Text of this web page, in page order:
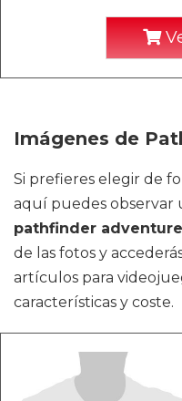
Imágenes de
Si prefieres elegir de
aquí puedes observar
pathfinder
de las fotos y
artículos para
características y coste.